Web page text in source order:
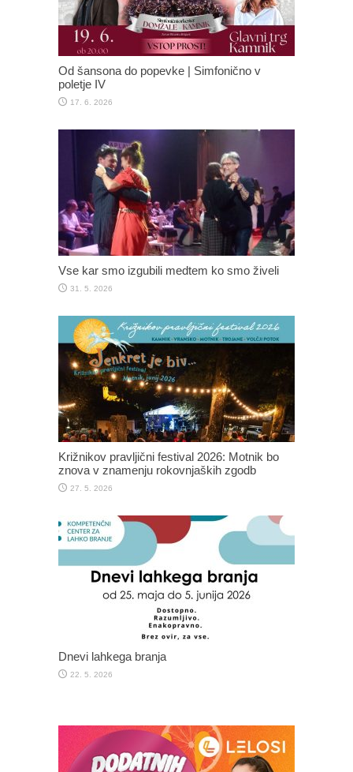
Od šansona do popevke | Simfonično v
poletje IV
17. 6. 2026
Vse kar smo izgubili medtem ko smo živeli
31. 5. 2026
Križnikov pravljični festival 2026: Motnik bo
znova v znamenju rokovnjaških zgodb
27. 5. 2026
Dnevi lahkega branja
22. 5. 2026